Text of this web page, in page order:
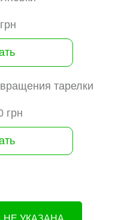
тарелки
грн